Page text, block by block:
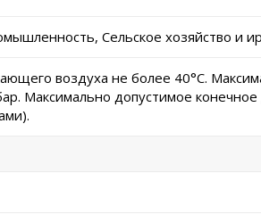
Сельское хозяйство и
воздуха не более 40°C.
Максимально допустимое